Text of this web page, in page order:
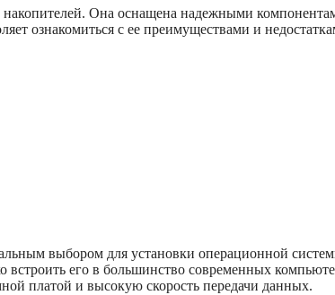
Она оснащена надежными
ознакомиться с ее преимуществами и
выбором для установки операционной
его в большинство современных
платой и высокую скорость передачи данных.